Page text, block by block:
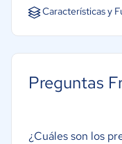
Inglés
Características y
Gestión de
Permisos
Preguntas
¿Cuáles son los